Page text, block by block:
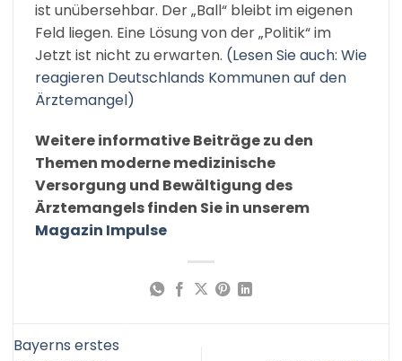
ist unübersehbar. Der „Ball“ bleibt im eigenen
Feld liegen. Eine Lösung von der „Politik“ im
Jetzt ist nicht zu erwarten. (Lesen Sie auch: Wie
reagieren Deutschlands Kommunen auf den
Ärztemangel)
Weitere informative Beiträge zu den
Themen moderne medizinische
Versorgung und Bewältigung des
Ärztemangels finden Sie in unserem
Magazin Impulse
Bayerns erstes